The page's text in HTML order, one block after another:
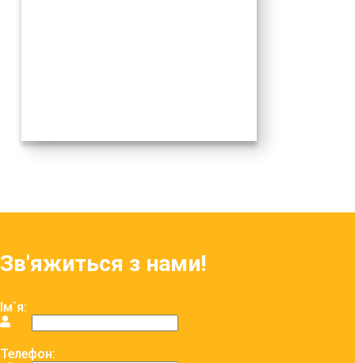
Зв'яжиться з нами!
Ім`я:
Телефон: